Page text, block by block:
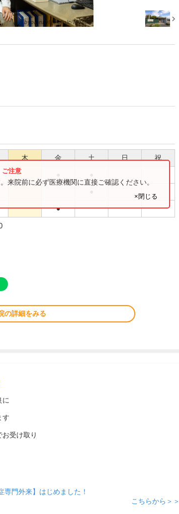
木 金 土 日 祝
●
来院前に必ず医療機関に直接ご確認ください。
×閉じる
の詳細をみる
に
す
受け取り
専門外来】はじめました！
こちらから＞＞